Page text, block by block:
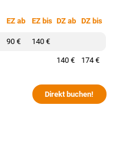
EZ ab EZ bis DZ ab DZ bis
90 € 140 €
140 € 174 €
Direkt buchen!